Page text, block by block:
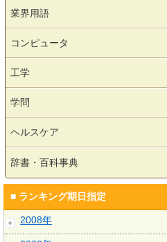
業界用語
コンピュータ
工学
学問
ヘルスケア
辞書・百科事典
■ ランキング期日指定
2008年